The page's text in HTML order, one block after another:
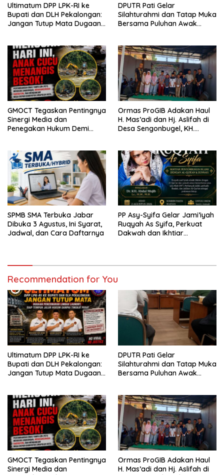
Ultimatum DPP LPK-RI ke
Bupati dan DLH Pekalongan:
Jangan Tutup Mata Dugaan
Hukum Sampai Tingkat Pusat
DPUTR Pati Gelar
Silahturahmi dan Tatap Muka
Bersama Puluhan Awak
GMOCT Tegaskan Pentingnya
Sinergi Media dan
Penegakan Hukum Demi
Ormas ProGIB Adakan Haul
H. Mas’adi dan Hj. Aslifah di
Desa Sengonbugel, KH.
SPMB SMA Terbuka Jabar
Dibuka 3 Agustus, Ini Syarat,
Jadwal, dan Cara Daftarnya
PP Asy-Syifa Gelar Jami’iyah
Ruqyah As Syifa, Perkuat
Dakwah dan Ikhtiar
Recommendation for You
Ultimatum DPP LPK-RI ke
Bupati dan DLH Pekalongan:
Jangan Tutup Mata Dugaan
Hukum Sampai Tingkat Pusat
DPUTR Pati Gelar
Silahturahmi dan Tatap Muka
Bersama Puluhan Awak
GMOCT Tegaskan Pentingnya
Sinergi Media dan
Ormas ProGIB Adakan Haul
H. Mas’adi dan Hj. Aslifah di